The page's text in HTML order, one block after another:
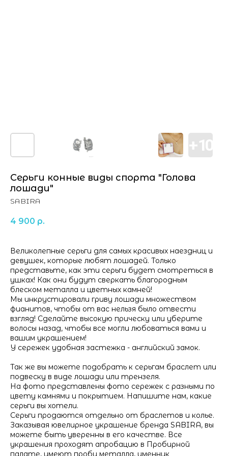
Серьги конные виды спорта "Голова
лошади"
SABIRA
4 900 р.
Великолепные серьги для самых красивых наездниц и
девушек, которые любят лошадей. Только
представьте, как эти серьги будет смотреться в
ушках! Как они будут сверкать благородным
блеском металла и цветных камней!
Мы инкрустировали гриву лошади множеством
фианитов, чтобы от вас нельзя было отвести
взгляд! Сделайте высокую прическу или уберите
волосы назад, чтобы все могли любоваться вами и
вашим украшением!
У сережек удобная застежка - английский замок.
Так же вы можете подобрать к серьгам браслет или
подвеску в виде лошади или трензеля.
На фото представлены фото сережек с разными по
цвету камнями и покрытием. Напишите нам, какие
серьги вы хотели.
Серьги продаются отдельно от браслетов и колье.
Заказывая ювелирное украшение бренда SABIRA, вы
можете быть уверенны в его качестве. Все
украшения проходят апробацию в Пробирной
палате, имеют пробу металла, именник